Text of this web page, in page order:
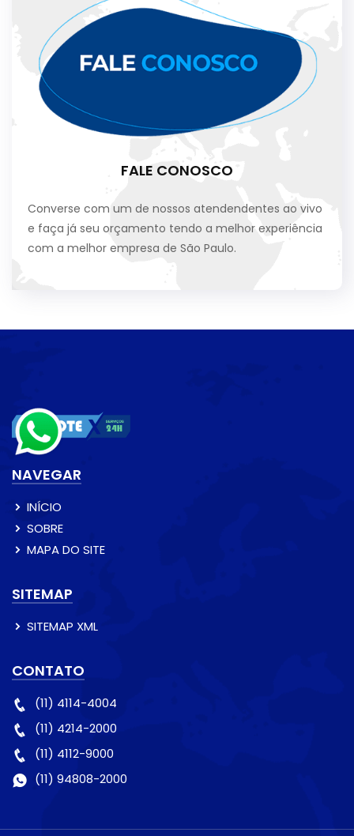
FALE CONOSCO
Converse com um de nossos atendendentes ao vivo
e faça já seu orçamento tendo a melhor experiência
com a melhor empresa de São Paulo.
NAVEGAR
INÍCIO
SOBRE
MAPA DO SITE
SITEMAP
SITEMAP XML
CONTATO
(11) 4114-4004
(11) 4214-2000
(11) 4112-9000
(11) 94808-2000